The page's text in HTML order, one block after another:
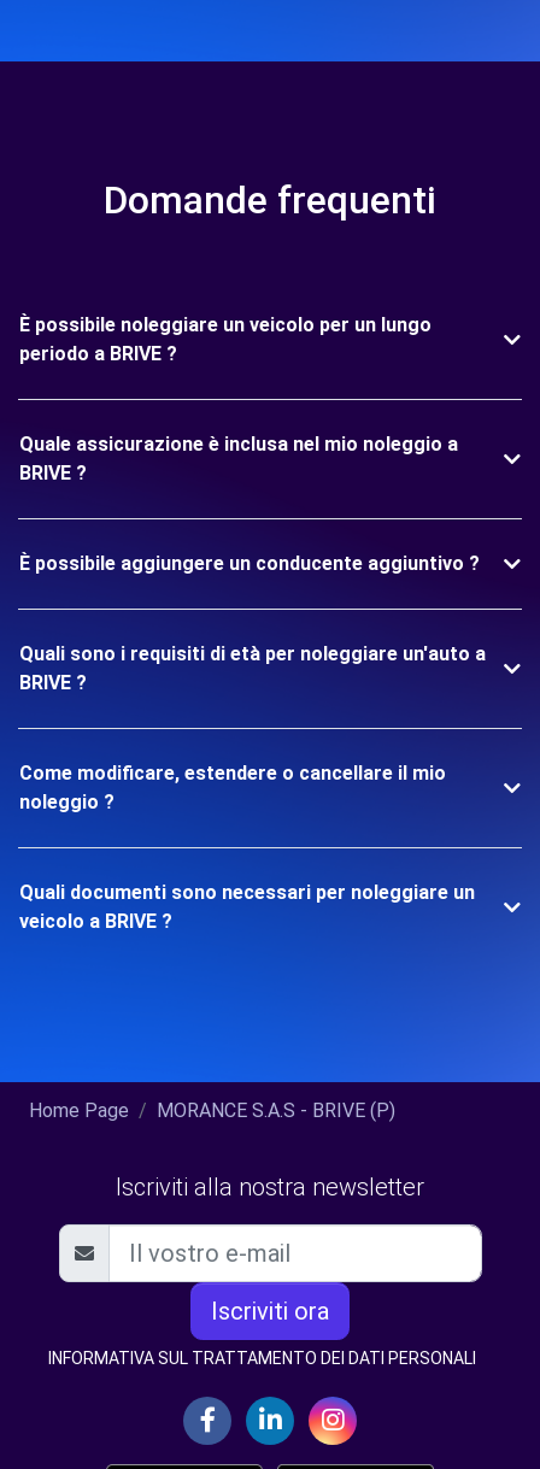
Domande frequenti
È possibile noleggiare un veicolo per un lungo
periodo a BRIVE ?
Quale assicurazione è inclusa nel mio noleggio a
BRIVE ?
È possibile aggiungere un conducente aggiuntivo ?
Quali sono i requisiti di età per noleggiare un'auto a
BRIVE ?
Come modificare, estendere o cancellare il mio
noleggio ?
Quali documenti sono necessari per noleggiare un
veicolo a BRIVE ?
Home Page MORANCE S.A.S - BRIVE (P)
Iscriviti alla nostra newsletter
Iscriviti ora
INFORMATIVA SUL TRATTAMENTO DEI DATI PERSONALI